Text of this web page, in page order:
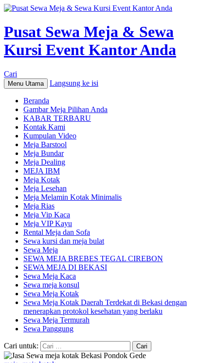
Pusat Sewa Meja & Sewa
Kursi Event Kantor Anda
Cari
Menu Utama Langsung ke isi
Beranda
Gambar Meja Pilihan Anda
KABAR TERBARU
Kontak Kami
Kumpulan Video
Meja Barstool
Meja Bundar
Meja Dealing
MEJA IBM
Meja Kotak
Meja Lesehan
Meja Melamin Kotak Minimalis
Meja Rias
Meja Vip Kaca
Meja VIP Kayu
Rental Meja dan Sofa
Sewa kursi dan meja bulat
Sewa Meja
SEWA MEJA BREBES TEGAL CIREBON
SEWA MEJA DI BEKASI
Sewa Meja Kaca
Sewa meja konsul
Sewa Meja Kotak
Sewa Meja Kotak Daerah Terdekat di Bekasi dengan
menerapkan protokol kesehatan yang berlaku
Sewa Meja Termurah
Sewa Panggung
Cari untuk: